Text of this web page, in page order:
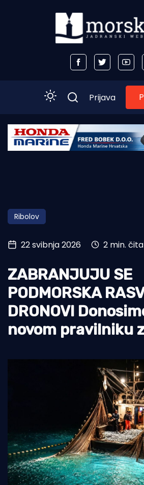
Početna
Obala
Otoci
Turizam i nautika
Pomorstvo
Ribolov
Ekologija
Tradicija i kultura
Prijava
Ribolov
22 svibnja 2026 2 min.
ZABRANJUJU SE
PODMORSKA
DRONOVI
novom pravilniku